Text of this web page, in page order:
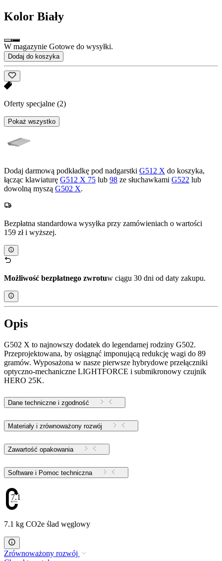
Kolor Biały
W magazynie Gotowe do wysyłki.
Dodaj do koszyka
Oferty specjalne (2)
Pokaż wszystko
Dodaj darmową podkładkę pod nadgarstki G512 X do koszyka,
łącząc klawiaturę G512 X 75 lub 98 ze słuchawkami G522 lub
dowolną myszą G502 X.
Bezpłatna standardowa wysyłka przy zamówieniach o wartości
159 zł i wyższej.
Możliwość bezpłatnego zwrotuw ciągu 30 dni od daty zakupu.
Opis
G502 X to najnowszy dodatek do legendarnej rodziny G502.
Przeprojektowana, by osiągnąć imponującą redukcję wagi do 89
gramów. Wyposażona w nasze pierwsze hybrydowe przełączniki
optyczno-mechaniczne LIGHTFORCE i submikronowy czujnik
HERO 25K.
Dane techniczne i zgodność
Materiały i zrównoważony rozwój
Zawartość opakowania
Software i Pomoc techniczna
7.1
7.1 kg CO2e ślad węglowy
Zrównoważony rozwój